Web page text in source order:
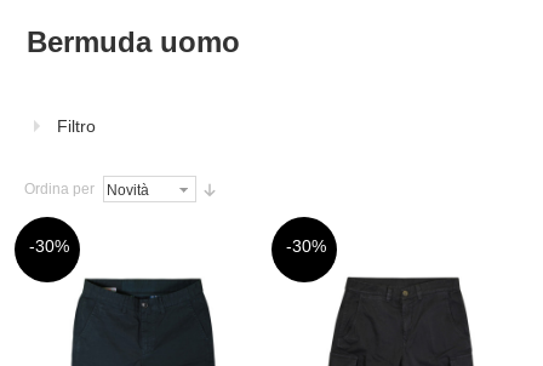
Bermuda uomo
Filtro
Ordina per
-30% -30%